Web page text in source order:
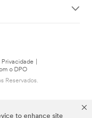
to enhance site
Privacidade
o DPO
Reservados.